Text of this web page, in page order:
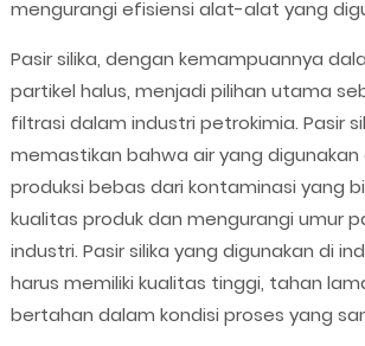
mengurangi efisiensi alat-alat yang
Pasir silika, dengan kemampuannya
partikel halus, menjadi pilihan utama
filtrasi dalam industri petrokimia. Pasir
memastikan bahwa air yang
produksi bebas dari kontaminasi yang
kualitas produk dan mengurangi umur
industri. Pasir silika yang digunakan di
harus memiliki kualitas tinggi, tahan
bertahan dalam kondisi proses yang